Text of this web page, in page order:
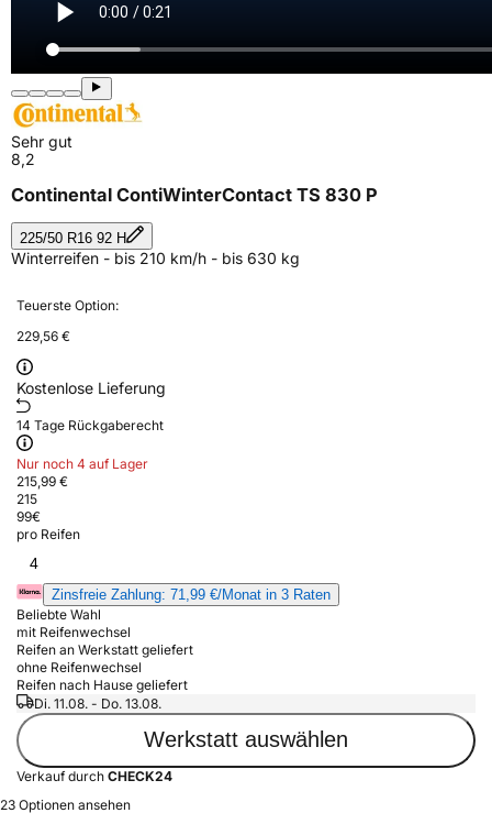
Sehr gut
8,2
Continental ContiWinterContact TS 830 P
225/50 R16 92 H
Winterreifen - bis 210 km/h - bis 630 kg
Teuerste Option:
229,56 €
Kostenlose Lieferung
14 Tage Rückgaberecht
Nur noch 4 auf Lager
215,99 €
215
99€
pro Reifen
4
Zinsfreie Zahlung: 71,99 €/Monat in 3 Raten
Beliebte Wahl
mit Reifenwechsel
Reifen an Werkstatt geliefert
ohne Reifenwechsel
Reifen nach Hause geliefert
Di. 11.08. - Do. 13.08.
Werkstatt auswählen
Verkauf durch CHECK24
23 Optionen ansehen